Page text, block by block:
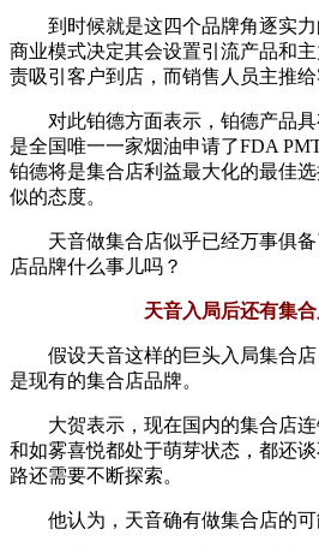
到时候就是这四个品牌角逐实
商业模式决定其会设置引流产品和
责吸引客户到店，而销售人员主推给
对此铂德方面表示，铂德产品
是全国唯一一家烟油申请了FDA
铂德将是集合店利益最大化的最佳
似的态度。
天音做集合店似乎已经万事俱
店品牌什么事儿吗？
天音入局后还有集
假设天音这样的巨头入局集合
是现有的集合店品牌。
大贺表示，现在国内的集合店
和如雾喜悦都处于萌芽状态，都还
路还需要不断探索。
他认为，天音确有做集合店的可